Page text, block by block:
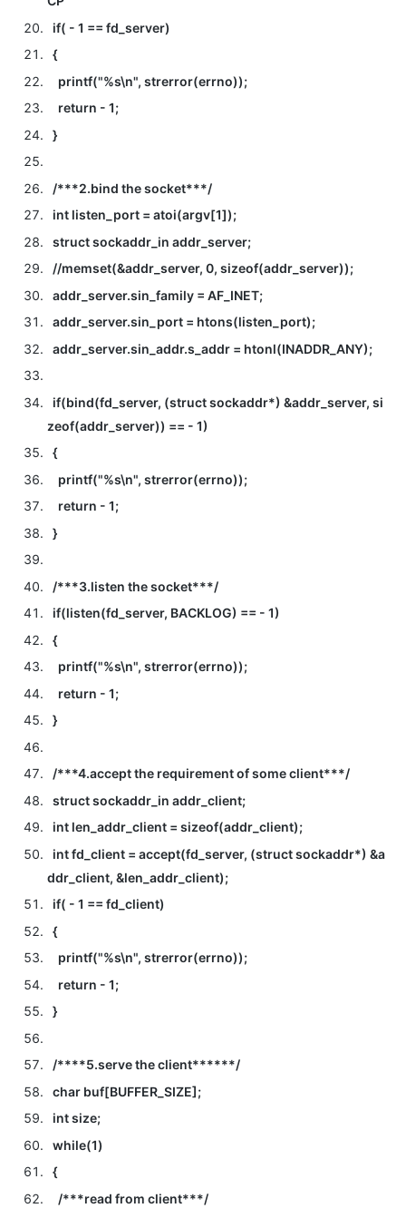
if( - 1 == fd_server)
{
printf("%s\n", strerror(errno));
return - 1;
}
/***2.bind the socket***/
int listen_port = atoi(argv[1]);
struct sockaddr_in addr_server;
//memset(&addr_server, 0, sizeof(addr_server));
addr_server.sin_family = AF_INET;
addr_server.sin_port = htons(listen_port);
addr_server.sin_addr.s_addr = htonl(INADDR_ANY);
if(bind(fd_server, (struct sockaddr*) &addr_server, si
zeof(addr_server)) == - 1)
{
printf("%s\n", strerror(errno));
return - 1;
}
/***3.listen the socket***/
if(listen(fd_server, BACKLOG) == - 1)
{
printf("%s\n", strerror(errno));
return - 1;
}
/***4.accept the requirement of some client***/
struct sockaddr_in addr_client;
int len_addr_client = sizeof(addr_client);
int fd_client = accept(fd_server, (struct sockaddr*) &a
ddr_client, &len_addr_client);
if( - 1 == fd_client)
{
printf("%s\n", strerror(errno));
return - 1;
}
/****5.serve the client******/
char buf[BUFFER_SIZE];
int size;
while(1)
{
/***read from client***/